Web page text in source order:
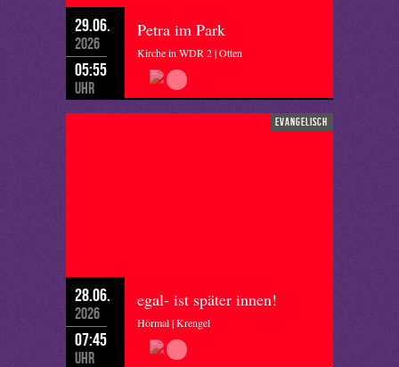
29.06.
2026
05:55
Uhr
Petra im Park
Kirche in WDR 2 | Otten
evangelisch
28.06.
2026
07:45
Uhr
egal- ist später innen!
Hörmal | Krengel